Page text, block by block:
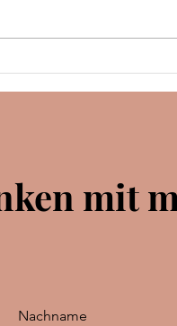
M.
mit
Nachname